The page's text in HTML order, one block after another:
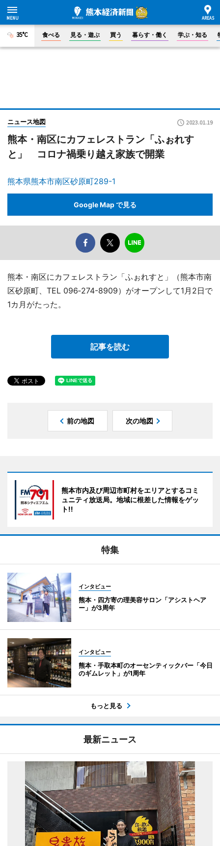
35°C 食べる 見る・遊ぶ 買う 暮らす・働く 学ぶ・知る
ニュース地図 2023.01.19
熊本・南区にカフェレストラン「ふぉれす
と」 コロナ禍乗り越え家族で開業
熊本県熊本市南区砂原町289-1
Google Map で見る
熊本・南区にカフェレストラン「ふぉれすと」（熊本市南
区砂原町、TEL 096‐274-8909）がオープンして1月2日で
1カ月がたった。
記事を読む
前の地図 次の地図
熊本市内及び周辺市町村をエリアとするコミ
ュニティ放送局。地域に根差した情報をゲッ
ト!!
特集
インタビュー
熊本・四方寄の理美容サロン「アシストヘア
ー」が3周年
インタビュー
熊本・手取本町のオーセンティックバー「今日
のギムレット」が1周年
もっと見る
最新ニュース